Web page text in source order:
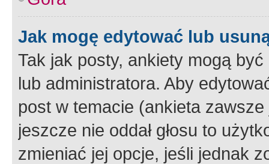
Jak mogę edytować lub
Tak jak posty, ankiety mogą
lub administratora. Aby
post w temacie (ankieta
jeszcze nie oddał głosu to
zmieniać jej opcje, jeśli jednak